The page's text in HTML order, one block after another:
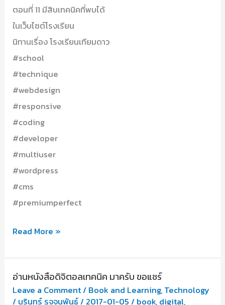
ตอนที่ 11 มีสิบเทคนิคที่พบได้
ในเว็บไซต์โรงเรียน
นิทานเรื่อง โรงเรียนเทียมดาว
#school
#technique
#webdesign
#responsive
#coding
#developer
#multiuser
#wordpress
#cms
#premiumperfect
ตอน
มี
สิบ
Read More »
อ่านหนังสือดิจิตอลเทคนิค มาครับ ขอแชร์
Leave a Comment/ Book and Learning, Technology
/ บุรินทร์ รุจจนพันธุ์/ 2017-01-05/ book, digital,